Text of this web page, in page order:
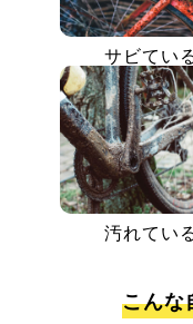
サビてい
汚れてい
こんな